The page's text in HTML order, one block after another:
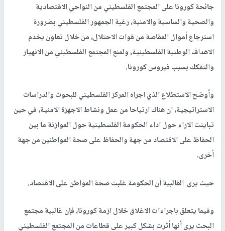
جائحة كورونا على المجتمع الفلسطيني من النواحي الاقتصادية
والصحية والساسية والامنية، رغبة الجمهور الفلسطيني بضرورة
استرجاع أموال المقاصة من قوات الاحتلال، من خلال تعاون يخدم
الاهداف الوطنية الفلسطينية، ولمنع المجتمع الفلسطيني من الانهيار
والتفكك بسبب فيروس كورونا.
وأوضح الاستطلاع الذي اجراه المركز الفلسطيني للبحوث والدراسات
الاستراتيجية، ان هناك ارتياحا من عمل ونشاط الاجهزة الامنية، في حين
تباينت الاراء حول اداء الحكومة الفلسطينية حول الموازنة ما بين
الحفاظ على الاقتصاد من جهة والحفاظ على صحة المواطنين من جهة
أخرى.
حيث يرى الغالبية أن الحكومة غلبت صحة المواطن على الاقتصاد.
وفيما يتعلق باجراءات الاغلاق خلال ازمة كورونا، فإن غالبية مجتمع
البحث يرى أنها أثرت بشكل كبير على قطاعات من المجتمع الفلسطيني